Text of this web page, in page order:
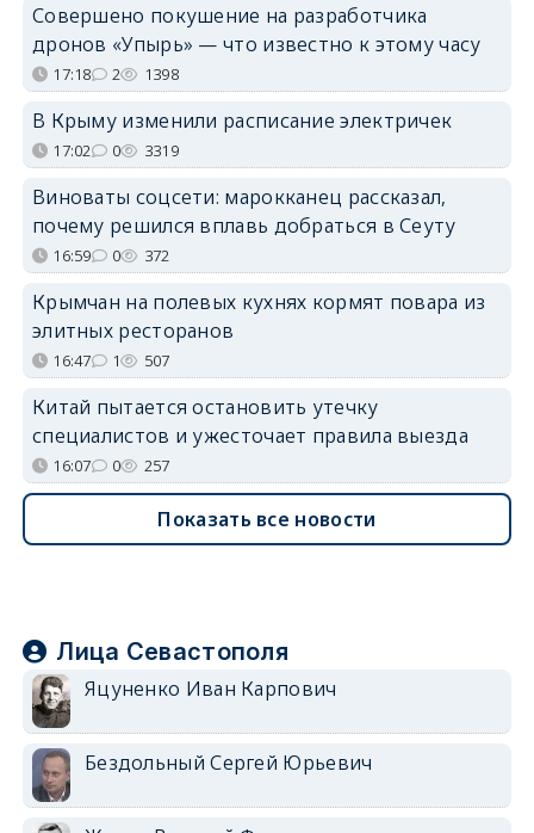
Совершено покушение на разработчика
дронов «Упырь» — что известно к этому часу
17:18 2 1398
В Крыму изменили расписание электричек
17:02 0 3319
Виноваты соцсети: марокканец рассказал,
почему решился вплавь добраться в Сеуту
16:59 0 372
Крымчан на полевых кухнях кормят повара из
элитных ресторанов
16:47 1 507
Китай пытается остановить утечку
специалистов и ужесточает правила выезда
16:07 0 257
Показать все новости
Лица Севастополя
Яцуненко Иван Карпович
Бездольный Сергей Юрьевич